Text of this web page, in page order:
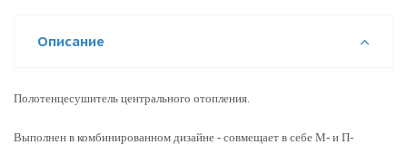
Описание
Полотенцесушитель центрального отопления.
Выполнен в комбинированном дизайне - совмещает в себе М- и П-